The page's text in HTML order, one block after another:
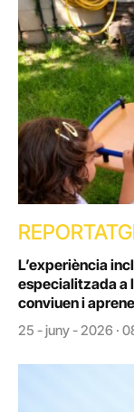
L’experiència
especialitzada a
conviuen i
25 - juny - 2026 ·